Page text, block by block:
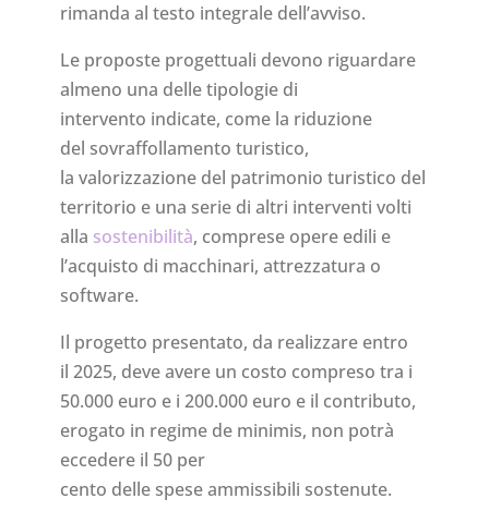
rimanda al testo integrale dell’avviso.
Le proposte progettuali devono riguardare
almeno una delle tipologie di
intervento indicate, come la riduzione
del sovraffollamento turistico,
la valorizzazione del patrimonio turistico del
territorio e una serie di altri interventi volti
alla sostenibilità, comprese opere edili e
l’acquisto di macchinari, attrezzatura o
software.
Il progetto presentato, da realizzare entro
il 2025, deve avere un costo compreso tra i
50.000 euro e i 200.000 euro e il contributo,
erogato in regime de minimis, non potrà
eccedere il 50 per
cento delle spese ammissibili sostenute.